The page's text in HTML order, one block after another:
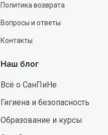
Политика возврата
Вопросы и ответы
Контакты
Наш блог
Всё о СанПиНе
Гигиена и безопасность
Образование и курсы